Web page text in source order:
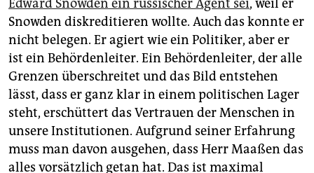
Edward Snowden ein russischer Agent sei, weil er
Snowden diskreditieren wollte. Auch das konnte er
nicht belegen. Er agiert wie ein Politiker, aber er
ist ein Behördenleiter. Ein Behördenleiter, der alle
Grenzen überschreitet und das Bild entstehen
lässt, dass er ganz klar in einem politischen Lager
steht, erschüttert das Vertrauen der Menschen in
unsere Institutionen. Aufgrund seiner Erfahrung
muss man davon ausgehen, dass Herr Maaßen das
alles vorsätzlich getan hat. Das ist maximal